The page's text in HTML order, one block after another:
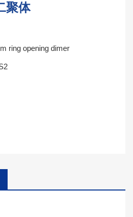
聚体
ring opening dimer